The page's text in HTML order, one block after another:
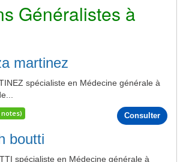
Généralistes à
martinez
spécialiste en Médecine générale à
notes) Consulter
boutti
spécialiste en Médecine générale à